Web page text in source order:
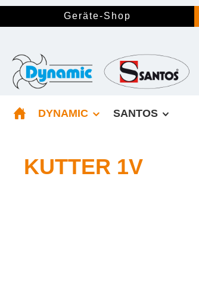
Zur Hauptnavigation springen
Geräte-Shop
DYNAMIC SANTOS
KUTTER 1V